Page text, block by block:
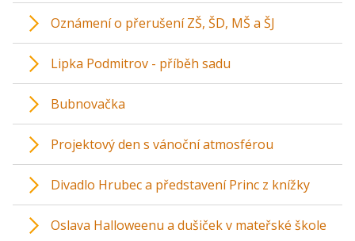
Oznámení o přerušení ZŠ, ŠD, MŠ a ŠJ
Lipka Podmitrov - příběh sadu
Bubnovačka
Projektový den s vánoční atmosférou
Divadlo Hrubec a představení Princ z knížky
Oslava Halloweenu a dušiček v mateřské škole